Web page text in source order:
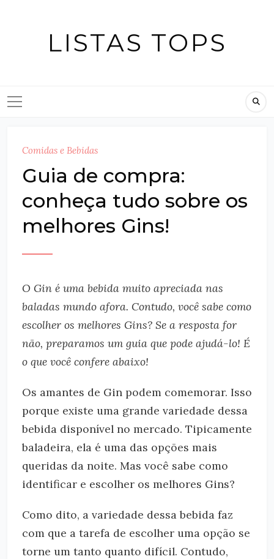
LISTAS TOPS
Comidas e Bebidas
Guia de compra:
conheça tudo sobre os
melhores Gins!
O Gin é uma bebida muito apreciada nas
baladas mundo afora. Contudo, você sabe como
escolher os melhores Gins? Se a resposta for
não, preparamos um guia que pode ajudá-lo! É
o que você confere abaixo!
Os amantes de Gin podem comemorar. Isso
porque existe uma grande variedade dessa
bebida disponível no mercado. Tipicamente
baladeira, ela é uma das opções mais
queridas da noite. Mas você sabe como
identificar e escolher os melhores Gins?
Como dito, a variedade dessa bebida faz
com que a tarefa de escolher uma opção se
torne um tanto quanto difícil. Contudo,